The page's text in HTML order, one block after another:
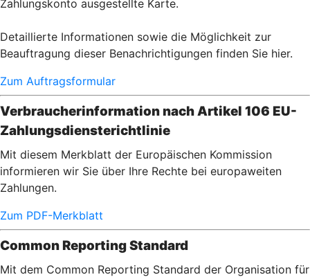
Zahlungskonto ausgestellte Karte.
Detaillierte Informationen sowie die Möglichkeit zur
Beauftragung dieser Benachrichtigungen finden Sie hier.
Zum Auftragsformular
Verbraucherinformation nach Artikel 106 EU-
Zahlungsdiensterichtlinie
Mit diesem Merkblatt der Europäischen Kommission
informieren wir Sie über Ihre Rechte bei europaweiten
Zahlungen.
Zum PDF-Merkblatt
Common Reporting Standard
Mit dem Common Reporting Standard der Organisation für